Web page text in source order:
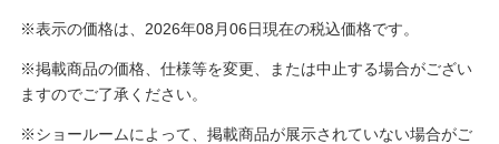
※表示の価格は、2026年08月06日現在の税込価格です。
※掲載商品の価格、仕様等を変更、または中止する場合がござい
ますのでご了承ください。
※ショールームによって、掲載商品が展示されていない場合がご